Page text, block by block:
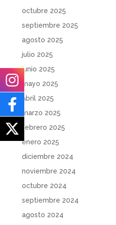
octubre 2025
septiembre 2025
agosto 2025
julio 2025
junio 2025
mayo 2025
abril 2025
marzo 2025
febrero 2025
enero 2025
diciembre 2024
noviembre 2024
octubre 2024
septiembre 2024
agosto 2024